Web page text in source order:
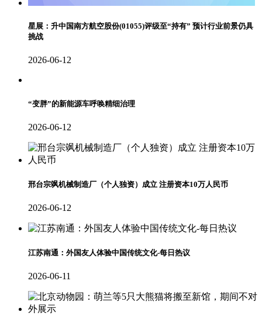
星展：升中国南方航空股份(01055)评级至“持有” 预计行业前景仍具
挑战
2026-06-12
“变胖”的新能源车呼唤精细治理
2026-06-12
邢台宗飒机械制造厂（个人独资）成立 注册资本10万人民币
2026-06-12
江苏南通：外国友人体验中国传统文化-每日热议
2026-06-11